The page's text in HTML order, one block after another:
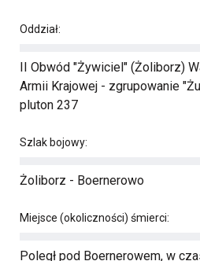
Oddział:
II Obwód "Żywiciel" (Żoliborz)
Armii Krajowej - zgrupowanie
pluton 237
Szlak bojowy:
Żoliborz - Boernerowo
Miejsce (okoliczności) śmierci:
Poległ pod Boernerowem, w